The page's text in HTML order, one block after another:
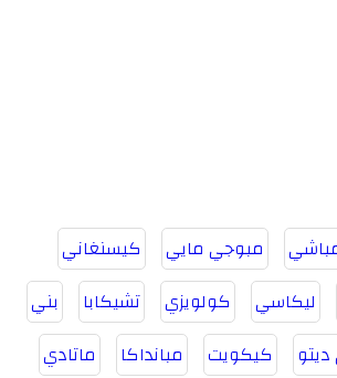
مبوجي مايي
كيسنغاني
ليكاسي كولويزي تشيكابا
بني
كيكويت مبانداكا
ماتادي